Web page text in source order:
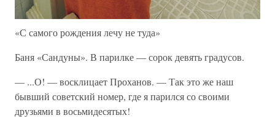
«С самого рождения лечу не туда»
Баня «Сандуны». В парилке — сорок девять градусов.
— ...О! — восклицает Проханов. — Так это же наш
бывший советский номер, где я парился со своими
друзьями в восьмидесятых!